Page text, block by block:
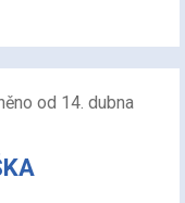
od 14. dubna